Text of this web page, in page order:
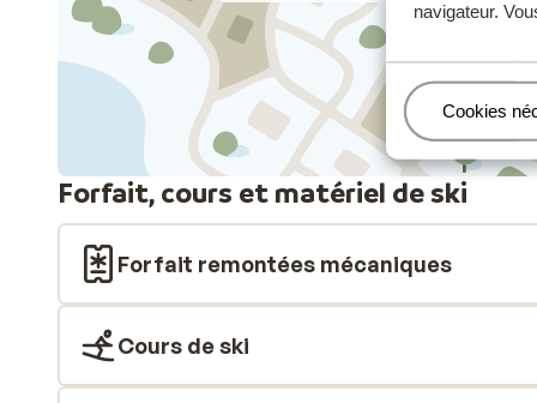
navigateur.
Gérer
Cookies
Forfait, cours et matériel de ski
Forfait remontées mécaniques
Cours de ski